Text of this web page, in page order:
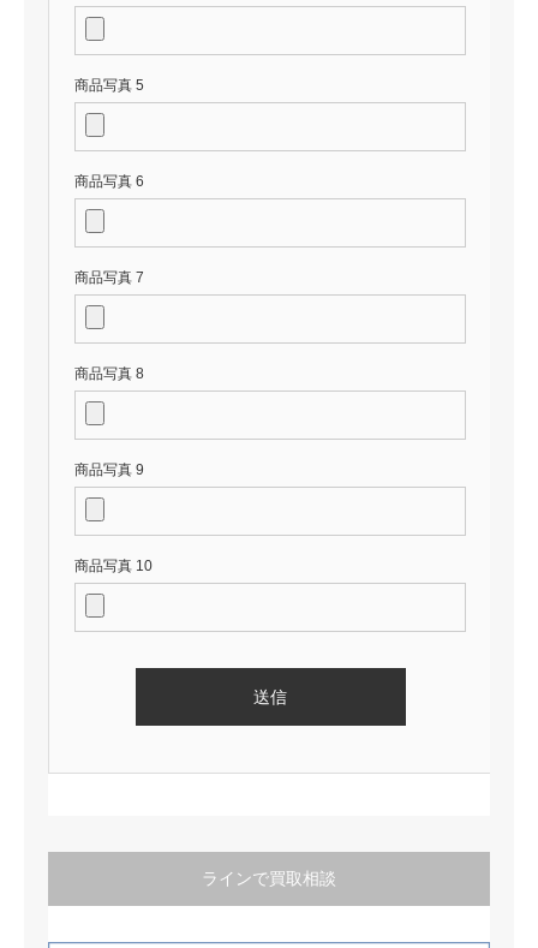
商品写真 5
商品写真 6
商品写真 7
商品写真 8
商品写真 9
商品写真 10
ラインで買取相談